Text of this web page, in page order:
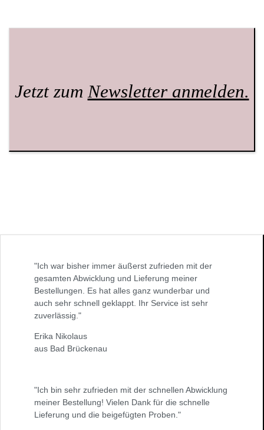
Jetzt zumNewsletter anmelden.
"Ich war bisher immer äußerst zufrieden mit der
gesamten Abwicklung und Lieferung meiner
Bestellungen. Es hat alles ganz wunderbar und
auch sehr schnell geklappt. Ihr Service ist sehr
zuverlässig."
Erika Nikolaus
aus Bad Brückenau
"Ich bin sehr zufrieden mit der schnellen Abwicklung
meiner Bestellung! Vielen Dank für die schnelle
Lieferung und die beigefügten Proben."